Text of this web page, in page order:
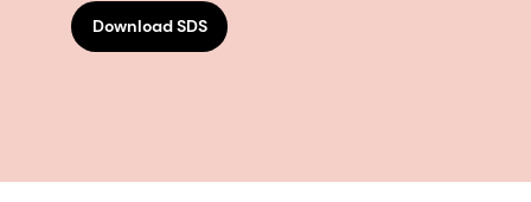
Download SDS